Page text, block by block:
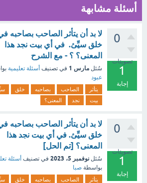
أسئلة مشابهة
0
تصويتات
1
إجابة
لا بد أن يتأثر الصاحب بصاحبه
خلق سيِّئ. في أي بيت نجد هذا
المعنى؟ ؟ - مع الشرح
سُئل مارس 1 في تصنيف أسئلة تعليمية
عبود
يتأثر الصاحب بصاحبه خلق
بيت
نجد المعنى؟
0
تصويتات
1
إجابة
لا بد أن يتأثر الصاحب بصاحبه
خلق سيِّئ. في أي بيت نجد هذا
المعنى؟ [تم الحل]
سُئل نوفمبر 5، 2023 في تصنيف أسئلة
بواسطة صبا
يتأثر الصاحب بصاحبه خلق